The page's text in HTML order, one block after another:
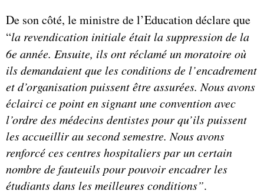
De son côté, le ministre de l’Education déclare que
“la revendication initiale était la suppression de la
6e année. Ensuite, ils ont réclamé un moratoire où
ils demandaient que les conditions de l’encadrement
et d’organisation puissent être assurées. Nous avons
éclairci ce point en signant une convention avec
l’ordre des médecins dentistes pour qu’ils puissent
les accueillir au second semestre. Nous avons
renforcé ces centres hospitaliers par un certain
nombre de fauteuils pour pouvoir encadrer les
étudiants dans les meilleures conditions”.